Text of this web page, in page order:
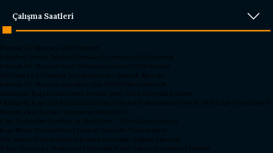
Çalışma Saatleri
Parmak İzi Okuyucu 2026 Hursoft
Rakipleri Geride Bırakan Parmak İzi Okuyucu 2026 Hursoft
Parmak İzi Okuyucu Fiyat Performans Lideri 2026 Hursoft
2026’nın En İyi Parmak İzi Okuyucusu – Hursoft Zirvede
Parmak İzi Okuyucu Alacaklar İçin 2026 Rehberi Hursoft
Okullarda Kapı Dedektörleri Neden Şart? 2026 Güvenlik Rehberi
Okullarda Kapı Tipi Metal Dedektörler Neden Kullanılmalı?Hursoft Okul Kapı Dedektörleri
Hursoft Okul Turnike Sundurma Modelleri
Kapı Dedektörü Fiyatları ve Modelleri - 2026 Güncel Listesi
Kapı Metal Dedektörleri | Hursoft Güvenlik Teknolojileri
Üst Arama El Dedektörleri Kaliteli Dayanıklı Sağlam | Hursoft
X Ray Cihazları | Profesyonel Güvenlik X Ray Cihazı Sistemleri | Hursoft